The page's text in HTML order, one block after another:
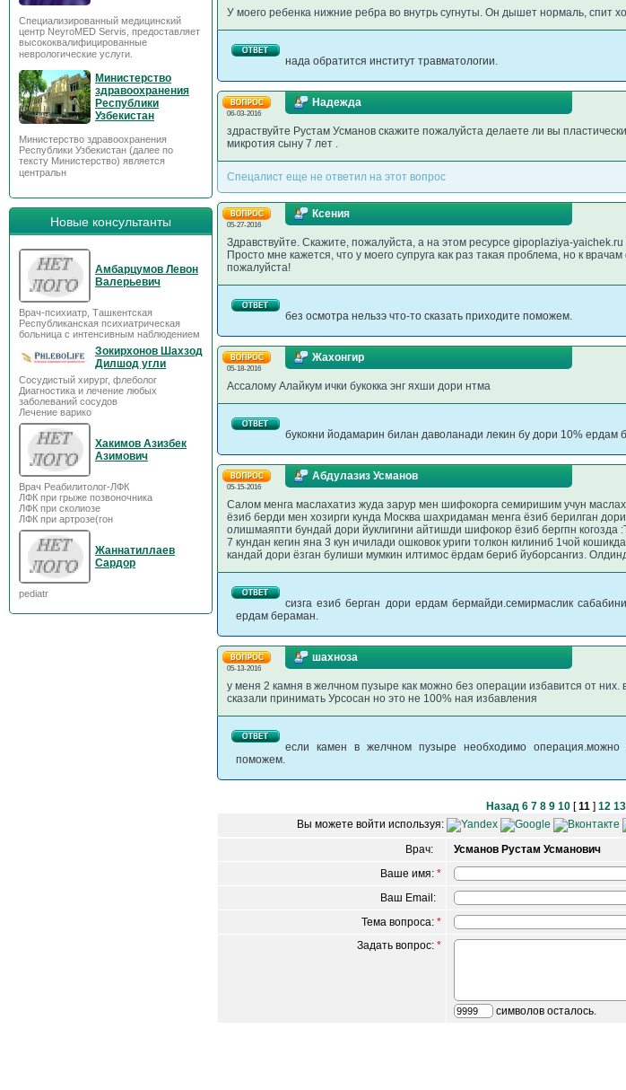
Специализированный медицинский
центр NeyroMED Servis, предоставляет
высококвалифицированные
неврологические услуги.
Министерство
здравоохранения
Республики
Узбекистан
Министерство здравоохранения
Республики Узбекистан (далее по
тексту Министерство) является
центральн
Новые консультанты
Амбарцумов Левон
Валерьевич
Врач-психиатр, Ташкентская
Республиканская психиатрическая
больница с интенсивным наблюдением
Зокирхонов Шахзод
Дилшод угли
Сосудистый хирург, флеболог
Диагностика и лечение любых
заболеваний сосудов
Лечение варико
Хакимов Азизбек
Азимович
Врач Реабилитолог-ЛФК
ЛФК при грыже позвоночника
ЛФК при сколиозе
ЛФК при артрозе(гон
Жаннатиллаев
Сардор
pediatr
У моего ребенка нижние ребра во внутрь сугнуты. Он дышет нормаль, спит
нада обратится институт травматологии.
06-03-2016
Надежда
здраствуйте Рустам Усманов скажите пожалуйста делаете ли вы
микротия сыну 7 лет .
Спецалист еще не ответил на этот вопрос
05-27-2016
Ксения
Здравствуйте. Скажите, пожалуйста, а на этом ресурсе gipoplaziya-
Просто мне кажется, что у моего супруга как раз такая проблема, но к
пожалуйста!
без осмотра нельзэ что-то сказать приходите поможем.
05-18-2016
Жахонгир
Ассалому Алайкум ички букокка энг яхши дори нтма
букокни йодамарин билан даволанади лекин бу дори 10%
05-15-2016
Абдулазиз Усманов
Салом менга маслахатиз жуда зарур мен шифокорга семиришим учун
ёзиб берди мен хозирги кунда Москва шахридаман менга ёзиб берилган
олишмаяпти бундай дори йуклигини айтишди шифокор ёзиб бергпн когозда
7 кундан кегин яна 3 кун ичилади ошковок уриги толкон килиниб 1чой
кандай дори ёзган булиши мумкин илтимос ёрдам бериб йуборсангиз.
сизга езиб берган дори ердам бермайди.семирмаслик
ердам бераман.
05-13-2016
шахноза
у меня 2 камня в желчном пузыре как можно без операции избавится от
сказали принимать Урсосан но это не 100% ная избавления
если камен в желчном пузыре необходимо операция.можно
поможем.
Назад 6 7 8 9 10[11] 12 13
Вы можете войти используя:
Врач:
Усманов Рустам Усманович
Ваше имя: *
Ваш Email:
Тема вопроса: *
Задать вопрос: *
символов осталось.